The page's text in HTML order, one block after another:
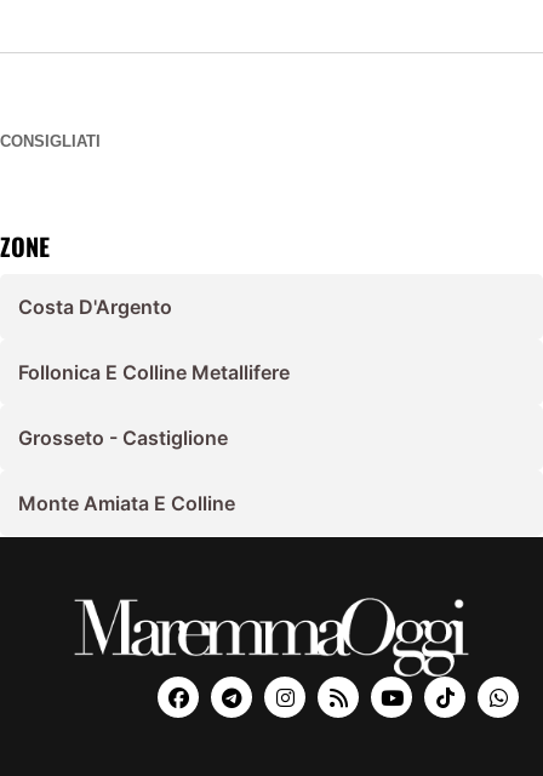
CONSIGLIATI
ZONE
Costa D'Argento
Follonica E Colline Metallifere
Grosseto - Castiglione
Monte Amiata E Colline